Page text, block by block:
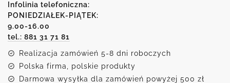
motywem
kolorowych
kwiatów
Infolinia telefoniczna:
PONIEDZIAŁEK-PIĄTEK:
9.00-16.00
tel.: 881 31 71 81
Realizacja zamówień 5-8 dni roboczych
Polska firma, polskie produkty
Darmowa wysyłka dla zamówień powyżej 500 zł